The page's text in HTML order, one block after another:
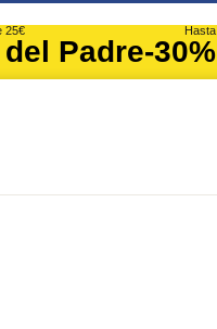
25€
Padre
Hasta
-30%